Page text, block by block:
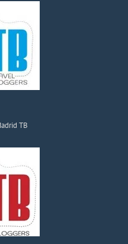
TB